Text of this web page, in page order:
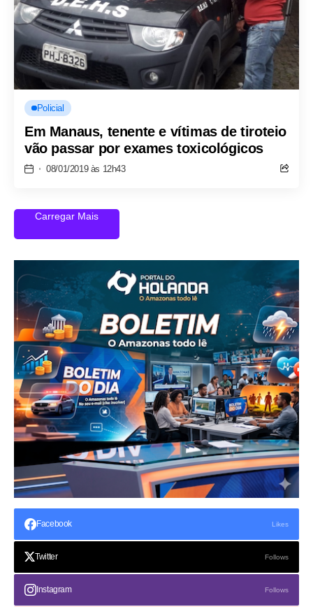
Policial
Em Manaus, tenente e vítimas de tiroteio
vão passar por exames toxicológicos
08/01/2019 às 12h43
Carregar Mais
Facebook Likes
Twitter Follows
Instagram Follows